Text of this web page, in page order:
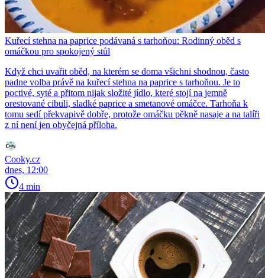
Kuřecí stehna na paprice podávaná s tarhoňou: Rodinný oběd s
omáčkou pro spokojený stůl
Když chci uvařit oběd, na kterém se doma všichni shodnou, často
padne volba právě na kuřecí stehna na paprice s tarhoňou. Je to
poctivé, syté a přitom nijak složité jídlo, které stojí na jemně
orestované cibuli, sladké paprice a smetanové omáčce. Tarhoňa k
tomu sedí překvapivě dobře, protože omáčku pěkně nasaje a na talíři
z ní není jen obyčejná příloha.
Cooky.cz
dnes, 12:00
4 min